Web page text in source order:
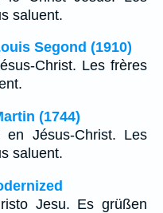
saluent.
Segond (1910)
Christ. Les frères
(1744)
en Jésus-Christ. Les
saluent.
Jesu. Es grüßen